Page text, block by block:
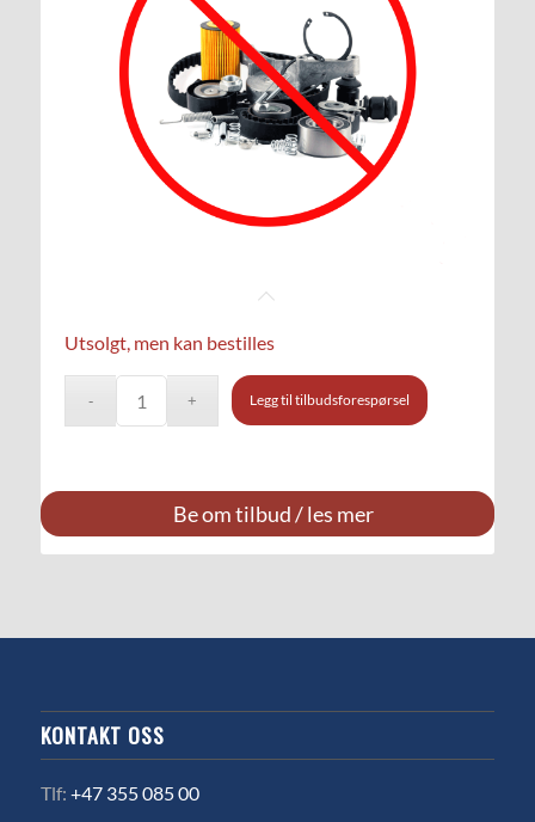
Utsolgt, men kan bestilles
Legg til tilbudsforespørsel
Be om tilbud / les mer
KONTAKT OSS
Tlf: +47 355 085 00